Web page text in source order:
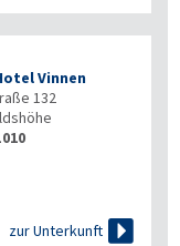
Vinnen
132
zur Unterkunft 